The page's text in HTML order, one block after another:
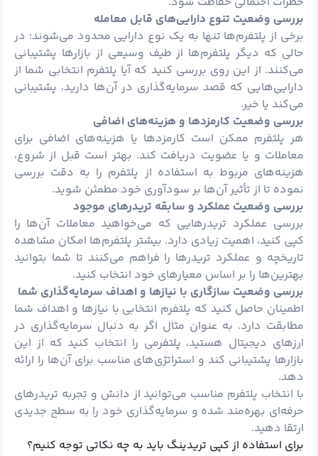
بررسی وضعیت تنوع دارایی‌های قابل معامله
برخی از پلتفرم‌ها تنها به یک نوع دارایی محدود می‌شوند؛ در
حالی که دیگر پلتفرم‌ها از طیف وسیعی از بازارها پشتیبانی
می‌کنند. از این روی بررسی کنید که آیا پلتفرم انتخابی شما از
دارایی‌هایی که قصد سرمایه‌گذاری در آن‌ها دارید، پشتیبانی
می‌کند یا خیر.
بررسی وضعیت کارمزدها و هزینه‌های اضافی
هر پلتفرم ممکن است کارمزدها یا هزینه‌های اضافی برای
معاملات و یا عضویت دریافت کند. بهتر است قبل از شروع،
هزینه‌های مربوط به استفاده از پلتفرم را به دقت بررسی
نموده تا از تأثیر آن‌ها بر سودآوری خود مطمئن شوید.
بررسی وضعیت عملکرد و سابقه تریدرهای موجود
بررسی عملکرد تریدرهایی که می‌خواهید معاملات آن‌ها را
کپی کنید، اهمیت زیادی دارد. بیشتر پلتفرم‌ها امکان مشاهده
تاریخچه و عملکرد تریدرها را فراهم می‌کنند تا شما بتوانید
بهترین‌ها را بر اساس معیارهای خود انتخاب کنید.
بررسی وضعیت سازگاری با نیازها و اهداف سرمایه‌گذاری شما
اطمینان حاصل کنید که پلتفرم انتخابی با نیازها و اهداف شما
مطابقت دارد. به عنوان مثال اگر به دنبال سرمایه‌گذاری در
ارزهای دیجیتال هستید، پلتفرمی را انتخاب کنید که از این
بازارها پشتیبانی کند و استراتژی‌های مناسب برای آن‌ها را ارائه
دهد.
با انتخاب پلتفرم مناسب می‌توانید از دانش و تجربه تریدرهای
حرفه‌ای بهره‌مند شده و سرمایه‌گذاری خود را به سطح جدیدی
ارتقا دهید.
برای استفاده از کپی تریدینگ باید به چه نکاتی توجه کنیم؟